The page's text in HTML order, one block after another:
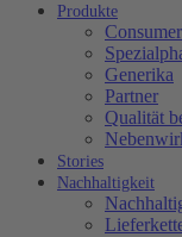
Produkte
Generika
Partner
Qualität
Stories
Nachhaltigkeit